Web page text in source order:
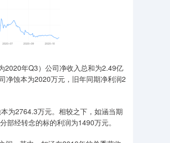
年Q3）公司净收入总和为2.49亿
净蚀本为2020万元，旧年同期净利润2
为2764.3万元。相较之下，如涵当期
经转念的标的利润为1490万元。